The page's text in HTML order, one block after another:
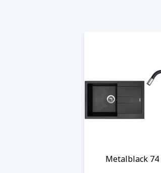
Metalblack 74